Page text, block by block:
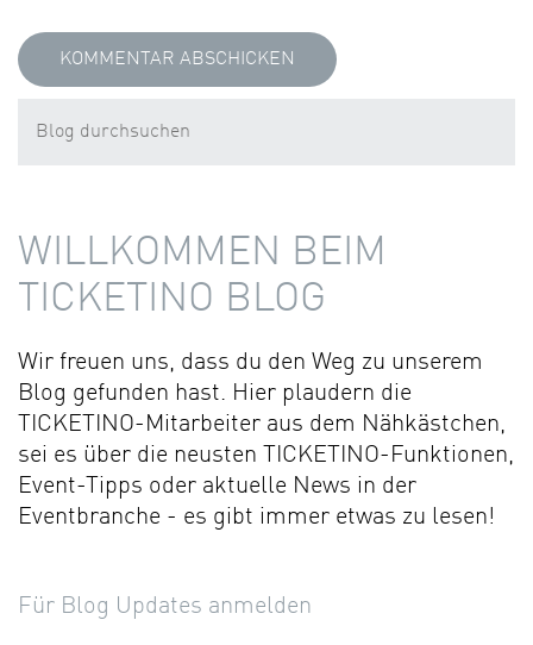
WILLKOMMEN BEIM
TICKETINO BLOG
Wir freuen uns, dass du den Weg zu unserem
Blog gefunden hast. Hier plaudern die
TICKETINO-Mitarbeiter aus dem Nähkästchen,
sei es über die neusten TICKETINO-Funktionen,
Event-Tipps oder aktuelle News in der
Eventbranche - es gibt immer etwas zu lesen!
Für Blog Updates anmelden